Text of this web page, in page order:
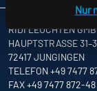
Nur
RIDI LEUCHTEN
HAUPTSTRASSE 31–33
72417 JUNGINGEN
TELEFON +49 7477
FAX +49 7477 872-48